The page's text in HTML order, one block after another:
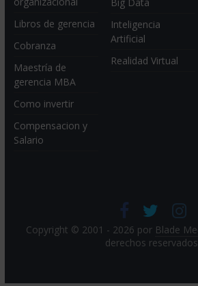
Libros de gerencia
Cobranza
Maestría de
gerencia MBA
Como invertir
Compensacion y
Salario
Inteligencia
Artificial
Realidad Virtual
Copyright © 2001 - 2026 por Blade
derechos